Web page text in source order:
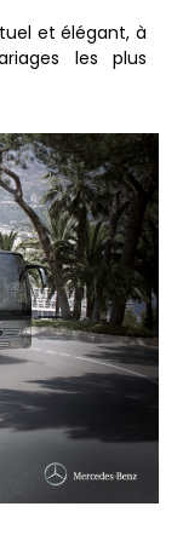
et élégant, à
les plus